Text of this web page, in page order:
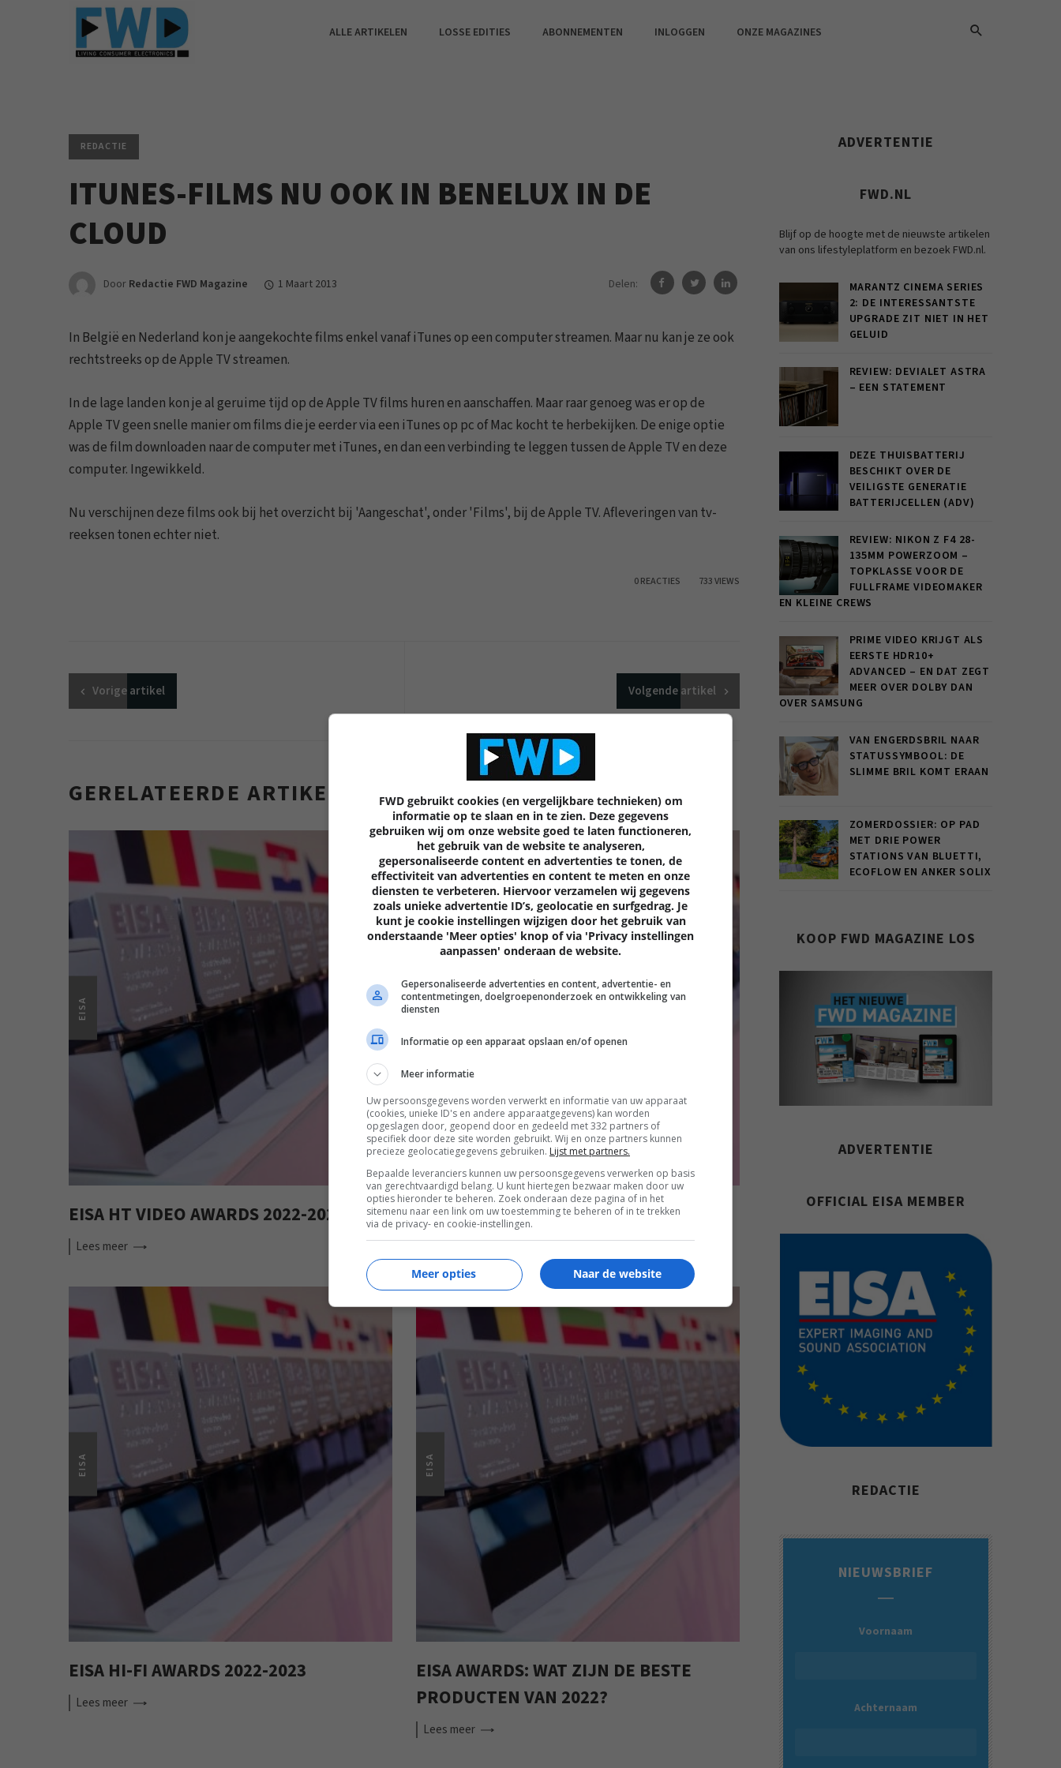
ALLE ARTIKELEN LOSSE EDITIES ABONNEMENTEN INLOGGEN ONZE MAGAZINES
REDACTIE
ITUNES-FILMS NU OOK IN BENELUX IN DE
CLOUD
Door Redactie FWD Magazine 1 Maart 2013 Delen:
In België en Nederland kon je aangekochte films enkel vanaf iTunes op een computer streamen. Maar nu kan je ze ook
rechtstreeks op de Apple TV streamen.
In de lage landen kon je al geruime tijd op de Apple TV films huren en aanschaffen. Maar raar genoeg was er op de
Apple TV geen snelle manier om films die je eerder via een iTunes op pc of Mac kocht te herbekijken. De enige optie
was de film downloaden naar de computer met iTunes, en dan een verbinding te leggen tussen de Apple TV en deze
computer. Ingewikkeld.
Nu verschijnen deze films ook bij het overzicht bij 'Aangeschat', onder 'Films', bij de Apple TV. Afleveringen van tv-
reeksen tonen echter niet.
0 REACTIES 733 VIEWS
Vorigeartikel Volgendeartikel
GERELATEERDE ARTIKELEN
EISA
EISA HT VIDEO AWARDS 2022-2023
Lees meer
EISA
EISA HT AUDIO AWARDS 2022-2023
EISA
EISA HI-FI AWARDS 2022-2023
Lees meer
EISA
EISA AWARDS: WAT ZIJN DE BESTE
PRODUCTEN VAN 2022?
Lees meer
ADVERTENTIE
FWD.NL
Blijf op de hoogte met de nieuwste artikelen
van ons lifestyleplatform en bezoek FWD.nl.
MARANTZ CINEMA SERIES
2: DE INTERESSANTSTE
UPGRADE ZIT NIET IN HET
GELUID
REVIEW: DEVIALET ASTRA
– EEN STATEMENT
DEZE THUISBATTERIJ
BESCHIKT OVER DE
VEILIGSTE GENERATIE
BATTERIJCELLEN (ADV)
REVIEW: NIKON Z F4 28-
135MM POWERZOOM –
TOPKLASSE VOOR DE
FULLFRAME VIDEOMAKER
EN KLEINE CREWS
PRIME VIDEO KRIJGT ALS
EERSTE HDR10+
ADVANCED – EN DAT ZEGT
MEER OVER DOLBY DAN
OVER SAMSUNG
VAN ENGERDSBRIL NAAR
STATUSSYMBOOL: DE
SLIMME BRIL KOMT ERAAN
ZOMERDOSSIER: OP PAD
MET DRIE POWER
STATIONS VAN BLUETTI,
ECOFLOW EN ANKER SOLIX
KOOP FWD MAGAZINE LOS
ADVERTENTIE
OFFICIAL EISA MEMBER
REDACTIE
NIEUWSBRIEF
Voornaam
Achternaam
FWD gebruikt cookies (en vergelijkbare technieken) om
informatie op te slaan en in te zien. Deze gegevens
gebruiken wij om onze website goed te laten functioneren,
het gebruik van de website te analyseren,
gepersonaliseerde content en advertenties te tonen, de
effectiviteit van advertenties en content te meten en onze
diensten te verbeteren. Hiervoor verzamelen wij gegevens
zoals unieke advertentie ID’s, geolocatie en surfgedrag. Je
kunt je cookie instellingen wijzigen door het gebruik van
onderstaande 'Meer opties' knop of via 'Privacy instellingen
aanpassen' onderaan de website.
Gepersonaliseerde advertenties en content, advertentie- en
contentmetingen, doelgroepenonderzoek en ontwikkeling van
diensten
Informatie op een apparaat opslaan en/of openen
Meer informatie
Uw persoonsgegevens worden verwerkt en informatie van uw apparaat
(cookies, unieke ID's en andere apparaatgegevens) kan worden
opgeslagen door, geopend door en gedeeld met 332 partners of
specifiek door deze site worden gebruikt. Wij en onze partners kunnen
precieze geolocatiegegevens gebruiken. Lijst met partners.
Bepaalde leveranciers kunnen uw persoonsgegevens verwerken op basis
van gerechtvaardigd belang. U kunt hiertegen bezwaar maken door uw
opties hieronder te beheren. Zoek onderaan deze pagina of in het
sitemenu naar een link om uw toestemming te beheren of in te trekken
via de privacy- en cookie-instellingen.
Naar de website
Meer opties